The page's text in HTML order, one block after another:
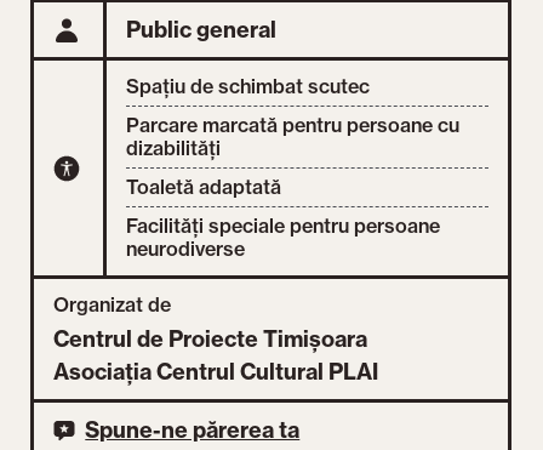
Public general
Spațiu de schimbat scutec
Parcare marcată pentru persoane cu
dizabilități
Toaletă adaptată
Facilități speciale pentru persoane
neurodiverse
Organizat de
Centrul de Proiecte Timișoara
Asociația Centrul Cultural PLAI
Spune-ne părerea ta